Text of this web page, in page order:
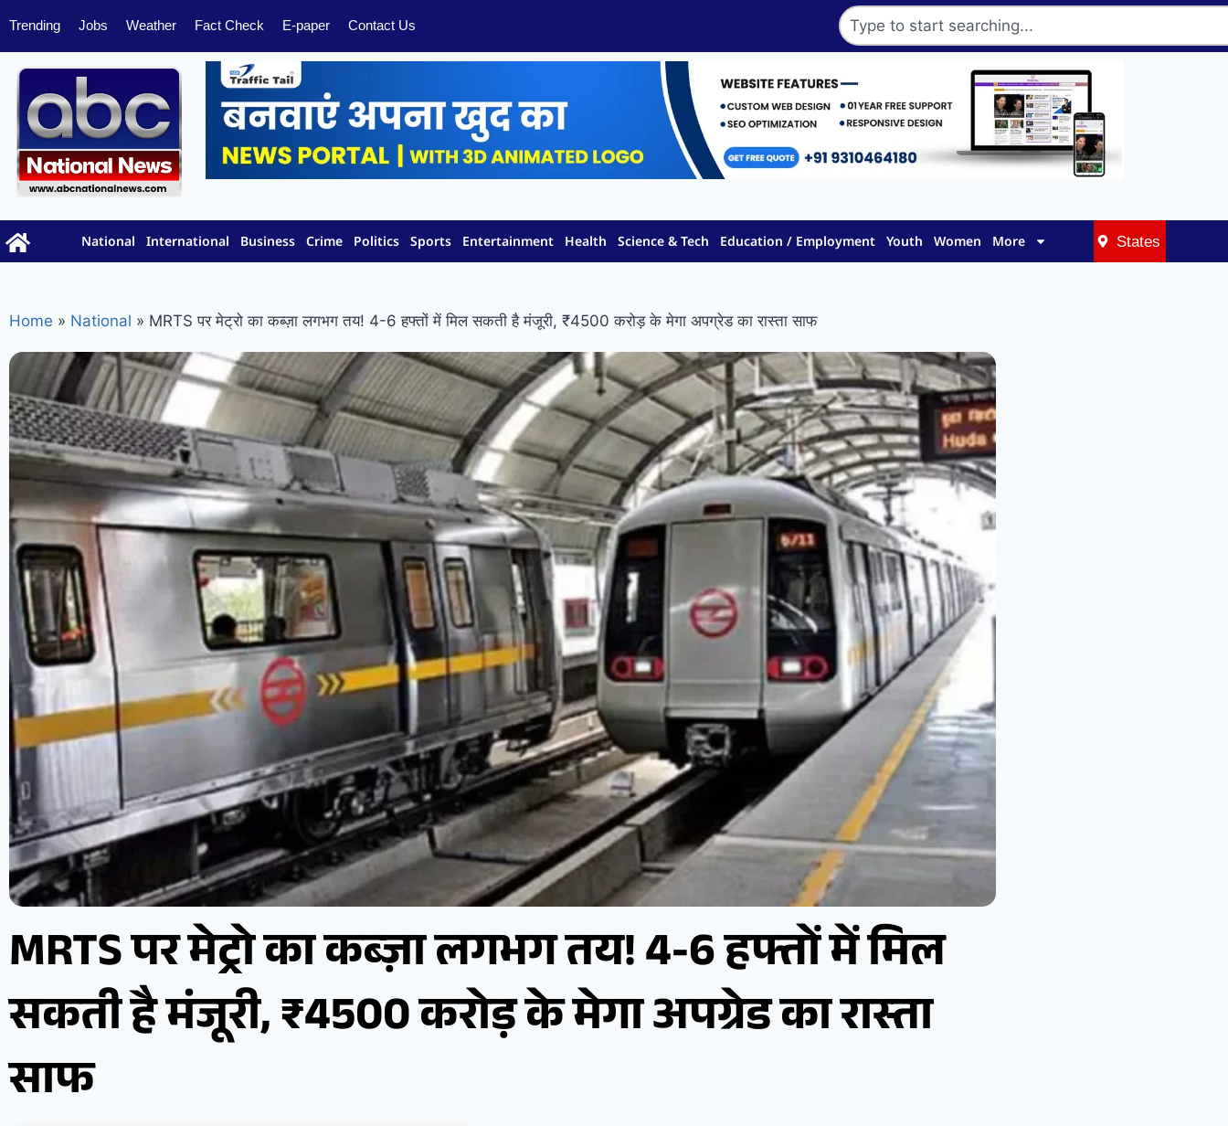
Trending Jobs Weather Fact Check E-paper Contact Us
National International Business Crime Politics Sports Entertainment Health Science & Tech Education / Employment Youth Women More States
Home » National » MRTS पर मेट्रो का कब्ज़ा लगभग तय! 4-6 हफ्तों में मिल सकती है मंजूरी, ₹4500 करोड़ के मेगा अपग्रेड का रास्ता साफ
MRTS पर मेट्रो का कब्ज़ा लगभग तय! 4-6 हफ्तों में मिल
सकती है मंजूरी, ₹4500 करोड़ के मेगा अपग्रेड का रास्ता
साफ